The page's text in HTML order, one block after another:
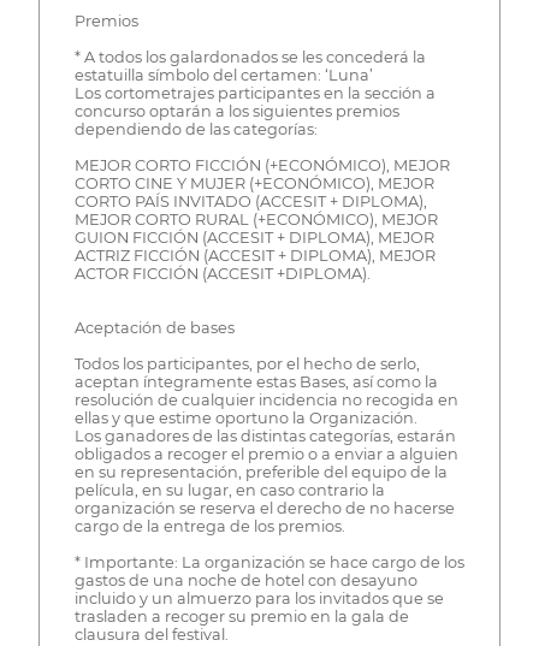
Premios
* A todos los galardonados se les concederá la
estatuilla símbolo del certamen: ‘Luna’
Los cortometrajes participantes en la sección a
concurso optarán a los siguientes premios
dependiendo de las categorías:
MEJOR CORTO FICCIÓN (+ECONÓMICO), MEJOR
CORTO CINE Y MUJER (+ECONÓMICO), MEJOR
CORTO PAÍS INVITADO (ACCESIT + DIPLOMA),
MEJOR CORTO RURAL (+ECONÓMICO), MEJOR
GUION FICCIÓN (ACCESIT + DIPLOMA), MEJOR
ACTRIZ FICCIÓN (ACCESIT + DIPLOMA), MEJOR
ACTOR FICCIÓN (ACCESIT +DIPLOMA).
Aceptación de bases
Todos los participantes, por el hecho de serlo,
aceptan íntegramente estas Bases, así como la
resolución de cualquier incidencia no recogida en
ellas y que estime oportuno la Organización.
Los ganadores de las distintas categorías, estarán
obligados a recoger el premio o a enviar a alguien
en su representación, preferible del equipo de la
película, en su lugar, en caso contrario la
organización se reserva el derecho de no hacerse
cargo de la entrega de los premios.
* Importante: La organización se hace cargo de los
gastos de una noche de hotel con desayuno
incluido y un almuerzo para los invitados que se
trasladen a recoger su premio en la gala de
clausura del festival.